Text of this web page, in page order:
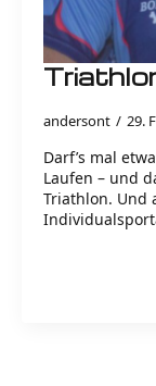
andersont 29.
Darf’s mal
Laufen – und
Triathlon. Und